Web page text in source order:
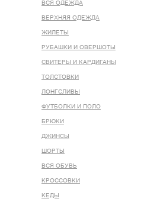
ВСЯ ОДЕЖДА
ВЕРХНЯЯ ОДЕЖДА
ЖИЛЕТЫ
РУБАШКИ И ОВЕРШОТЫ
СВИТЕРЫ И КАРДИГАНЫ
ТОЛСТОВКИ
ЛОНГСЛИВЫ
ФУТБОЛКИ И ПОЛО
БРЮКИ
ДЖИНСЫ
ШОРТЫ
ВСЯ ОБУВЬ
КРОССОВКИ
КЕДЫ